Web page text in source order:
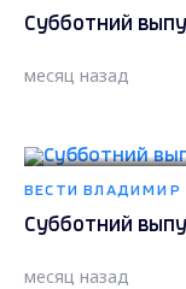
Субботний
месяц назад
ВЕСТИ ВЛАДИМИР
Субботний
месяц назад